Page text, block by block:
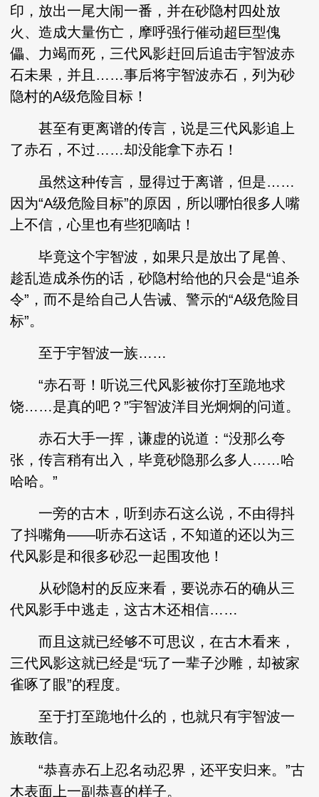
印，放出一尾大闹一番，并在砂隐村四处放
火、造成大量伤亡，摩呼强行催动超巨型傀
儡、力竭而死，三代风影赶回后追击宇智波赤
石未果，并且……事后将宇智波赤石，列为砂
隐村的A级危险目标！
甚至有更离谱的传言，说是三代风影追上
了赤石，不过……却没能拿下赤石！
虽然这种传言，显得过于离谱，但是……
因为“A级危险目标”的原因，所以哪怕很多人嘴
上不信，心里也有些犯嘀咕！
毕竟这个宇智波，如果只是放出了尾兽、
趁乱造成杀伤的话，砂隐村给他的只会是“追杀
令”，而不是给自己人告诫、警示的“A级危险目
标”。
至于宇智波一族……
“赤石哥！听说三代风影被你打至跪地求
饶……是真的吧？”宇智波洋目光炯炯的问道。
赤石大手一挥，谦虚的说道：“没那么夸
张，传言稍有出入，毕竟砂隐那么多人……哈
哈哈。”
一旁的古木，听到赤石这么说，不由得抖
了抖嘴角——听赤石这话，不知道的还以为三
代风影是和很多砂忍一起围攻他！
从砂隐村的反应来看，要说赤石的确从三
代风影手中逃走，这古木还相信……
而且这就已经够不可思议，在古木看来，
三代风影这就已经是“玩了一辈子沙雕，却被家
雀啄了眼”的程度。
至于打至跪地什么的，也就只有宇智波一
族敢信。
“恭喜赤石上忍名动忍界，还平安归来。”古
木表面上一副恭喜的样子。